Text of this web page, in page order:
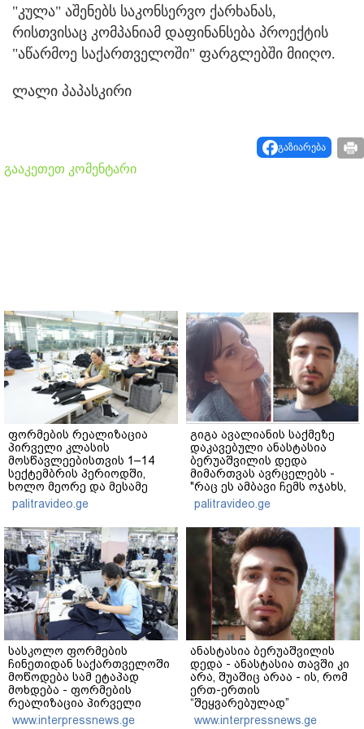
"კულა" აშენებს საკონსერვო ქარხანას,
რისთვისაც კომპანიამ დაფინანსება პროექტის
"აწარმოე საქართველოში" ფარგლებში მიიღო.
ლალი პაპასკირი
გაზიარება
გააკეთეთ კომენტარი
ფორმების რეალიზაცია
პირველი კლასის
მოსწავლეებისთვის 1–14
სექტემბრის პერიოდში,
ხოლო მეორე და მესამე
ეტაპებზე...
palitravideo.ge
გიგა ავალიანის საქმეზე
დაკავებული ანასტასია
ბერუაშვილის დედა
მიმართვას ავრცელებს -
"რაც ეს ამბავი ჩემს ოჯახს,
ჩემს ანასტასიას გადახდა
თავს, მის მერე მე მე არ
ვარ"
palitravideo.ge
სასკოლო ფორმების
ჩინეთიდან საქართველოში
მოწოდება სამ ეტაპად
მოხდება - ფორმების
რეალიზაცია პირველი
კლასის მოსწავლეებისთვის
www.interpressnews.ge
ანასტასია ბერუაშვილის
დედა - ანასტასია თავში კი
არა, შუაშიც არაა - ის, რომ
ერთ-ერთის
“შეყვარებულად”
ფიქსირდებოდა,
www.interpressnews.ge